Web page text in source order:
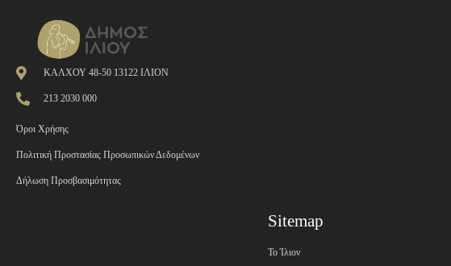
ΚΑΛΧΟΥ 48-50 13122 ΙΛΙΟΝ
213 2030 000
Όροι Χρήσης
Πολιτική Προστασίας Προσωπικών Δεδομένων
Δήλωση Προσβασιμότητας
Sitemap
Το Ίλιον